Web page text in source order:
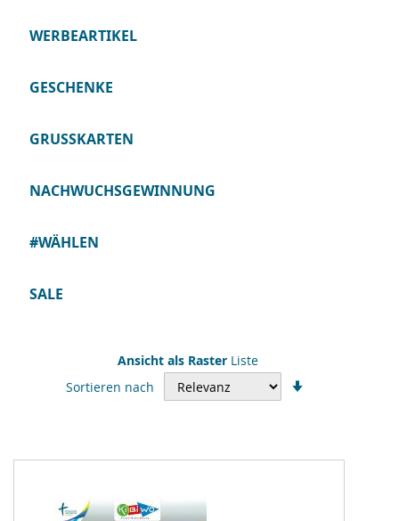
Ansicht als Raster Liste
Sortieren nach
WERBEARTIKEL
GESCHENKE
GRUSSKARTEN
NACHWUCHSGEWINNUNG
#WÄHLEN
SALE